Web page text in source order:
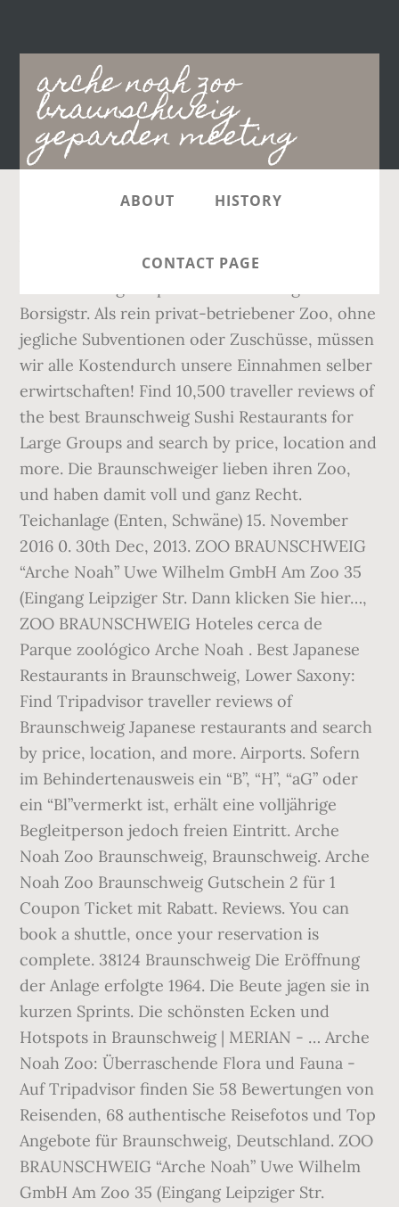
arche noah zoo
braunschweig
geparden meeting
Main
navigation
ABOUT HISTORY
CONTACT PAGE
miles from the accommodation. Lokpark
Borsigstr. Als rein privat-betriebener Zoo, ohne
jegliche Subventionen oder Zuschüsse, müssen
wir alle Kostendurch unsere Einnahmen selber
erwirtschaften! Find 10,500 traveller reviews of
the best Braunschweig Sushi Restaurants for
Large Groups and search by price, location and
more. Die Braunschweiger lieben ihren Zoo,
und haben damit voll und ganz Recht.
Teichanlage (Enten, Schwäne) 15. November
2016 0. 30th Dec, 2013. ZOO BRAUNSCHWEIG
“Arche Noah” Uwe Wilhelm GmbH Am Zoo 35
(Eingang Leipziger Str. Dann klicken Sie hier…,
ZOO BRAUNSCHWEIG Hoteles cerca de
Parque zoológico Arche Noah . Best Japanese
Restaurants in Braunschweig, Lower Saxony:
Find Tripadvisor traveller reviews of
Braunschweig Japanese restaurants and search
by price, location, and more. Airports. Sofern
im Behindertenausweis ein “B”, “H”, “aG” oder
ein “Bl”vermerkt ist, erhält eine volljährige
Begleitperson jedoch freien Eintritt. Arche
Noah Zoo Braunschweig, Braunschweig. Arche
Noah Zoo Braunschweig Gutschein 2 für 1
Coupon Ticket mit Rabatt. Reviews. You can
book a shuttle, once your reservation is
complete. 38124 Braunschweig Die Eröffnung
der Anlage erfolgte 1964. Die Beute jagen sie in
kurzen Sprints. Die schönsten Ecken und
Hotspots in Braunschweig | MERIAN - … Arche
Noah Zoo: Überraschende Flora und Fauna -
Auf Tripadvisor finden Sie 58 Bewertungen von
Reisenden, 68 authentische Reisefotos und Top
Angebote für Braunschweig, Deutschland. ZOO
BRAUNSCHWEIG “Arche Noah” Uwe Wilhelm
GmbH Am Zoo 35 (Eingang Leipziger Str.